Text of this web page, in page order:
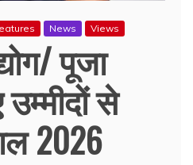
News Views
पूजा
से
2026